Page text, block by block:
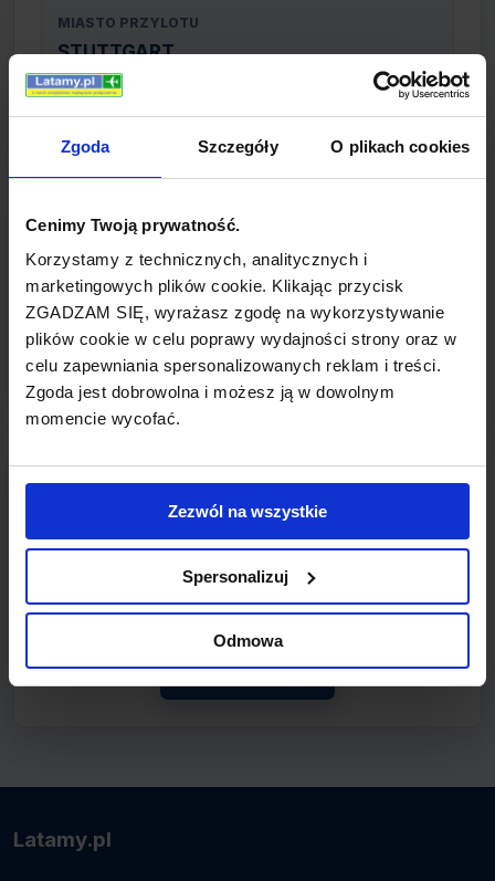
Zgoda Szczegóły O plikach cookies
Cenimy Twoją prywatność.
Korzystamy z technicznych, analitycznych i
marketingowych plików cookie. Klikając przycisk
ZGADZAM SIĘ, wyrażasz zgodę na wykorzystywanie
plików cookie w celu poprawy wydajności strony oraz w
celu zapewniania spersonalizowanych reklam i treści.
Zgoda jest dobrowolna i możesz ją w dowolnym
momencie wycofać.
Zezwól na wszystkie
Spersonalizuj
Odmowa
MIASTO PRZYLOTU
STUTTGART
TYP POŁĄCZENIA
bezpośrednie
REZERWACJA
online lub telefoniczna
PŁATNOŚĆ
przelew, gotówka, karta
LINIA LOTNICZA
Condor
połączenie.
Latamy.pl